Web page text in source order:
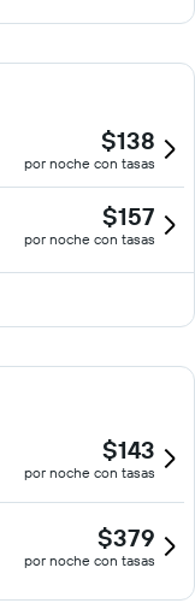
$138
por noche con tasas
$157
por noche con tasas
$143
por noche con tasas
$379
por noche con tasas